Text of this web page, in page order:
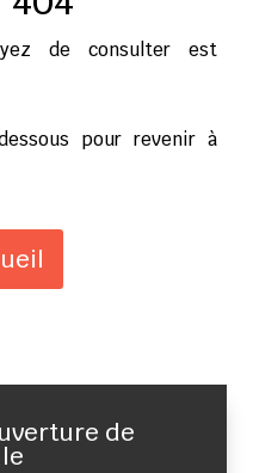
de consulter est
pour revenir à
de